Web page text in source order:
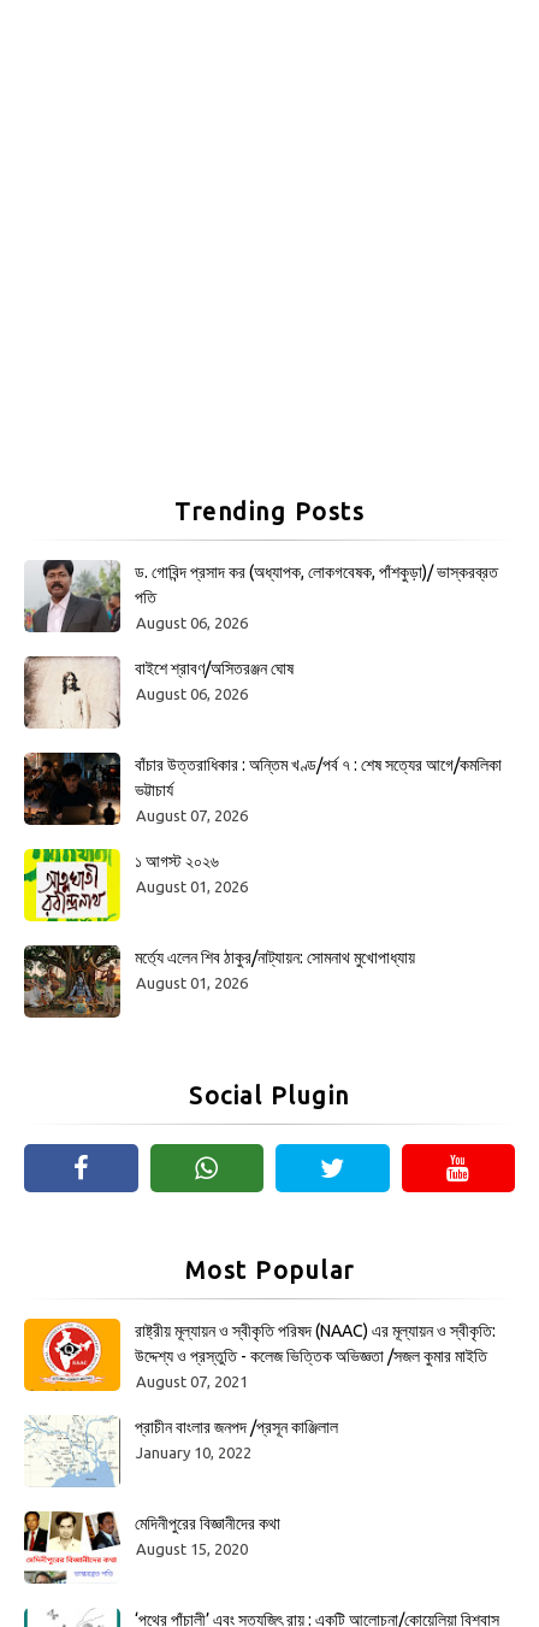
Trending Posts
ড. গোবিন্দ প্রসাদ কর (অধ্যাপক, লোকগবেষক, পাঁশকুড়া)/ ভাস্করব্রত
পতি
August 06, 2026
বাইশে শ্রাবণ/অসিতরঞ্জন ঘোষ
August 06, 2026
বাঁচার উত্তরাধিকার : অন্তিম খণ্ড/পর্ব ৭ : শেষ সত্যের আগে/কমলিকা
ভট্টাচার্য
August 07, 2026
১ আগস্ট ২০২৬
August 01, 2026
মর্ত্যে এলেন শিব ঠাকুর/নাট্যায়ন: সোমনাথ মুখোপাধ্যায়
August 01, 2026
Social Plugin
Most Popular
রাষ্ট্রীয় মূল্যায়ন ও স্বীকৃতি পরিষদ (NAAC) এর মূল্যায়ন ও স্বীকৃতি:
উদ্দেশ্য ও প্রস্তুতি - কলেজ ভিত্তিক অভিজ্ঞতা /সজল কুমার মাইতি
August 07, 2021
প্রাচীন বাংলার জনপদ /প্রসূন কাঞ্জিলাল
January 10, 2022
মেদিনীপুরের বিজ্ঞানীদের কথা
August 15, 2020
‘পথের পাঁচালী’ এবং সত্যজিৎ রায় : একটি আলোচনা/কোয়েলিয়া বিশ্বাস